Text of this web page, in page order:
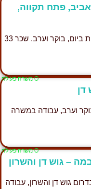
פתח תקווה,
סדרנות סחורה ברשתות שיווק. 3-5 שעות ביום, בוקר וערב. שכר 33
Ο משרה פעילה
דן
משמרות בוקר וערב, עבודה במשרה
Ο משרה פעילה
– גוש דן והשרון
גוש דן והשרון, עבודה